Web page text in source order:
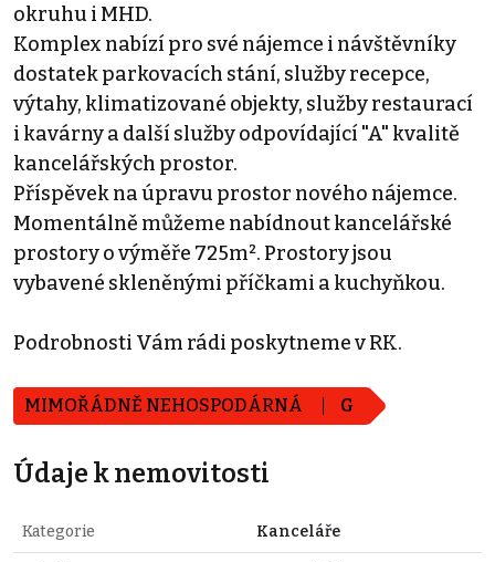
okruhu i MHD.
Komplex nabízí pro své nájemce i návštěvníky
dostatek parkovacích stání, služby recepce,
výtahy, klimatizované objekty, služby restaurací
i kavárny a další služby odpovídající "A" kvalitě
kancelářských prostor.
Příspěvek na úpravu prostor nového nájemce.
Momentálně můžeme nabídnout kancelářské
prostory o výměře 725m². Prostory jsou
vybavené skleněnými příčkami a kuchyňkou.
Podrobnosti Vám rádi poskytneme v RK.
MIMOŘÁDNĚ NEHOSPODÁRNÁ G
Údaje k nemovitosti
Kategorie Kanceláře